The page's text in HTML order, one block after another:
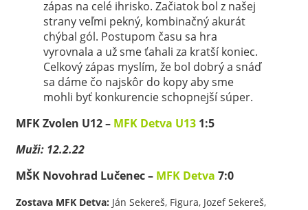
zápas na celé ihrisko. Začiatok bol z našej
strany veľmi pekný, kombinačný akurát
chýbal gól. Postupom času sa hra
vyrovnala a už sme ťahali za kratší koniec.
Celkový zápas myslím, že bol dobrý a snáď
sa dáme čo najskôr do kopy aby sme
mohli byť konkurencie schopnejší súper.
MFK Zvolen U12 – MFK Detva U13 1:5
Muži: 12.2.22
MŠK Novohrad Lučenec – MFK Detva 7:0
Zostava MFK Detva: Ján Sekereš, Figura, Jozef Sekereš,